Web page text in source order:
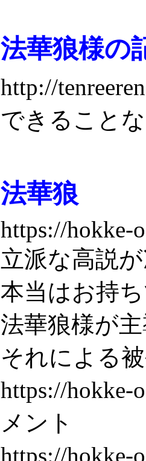
法華狼様の
http://
できること
法華狼
https://hokke-
立派な高説
本当はお持
法華狼様が
それによる
https://hokke-
メント
https://hokke-